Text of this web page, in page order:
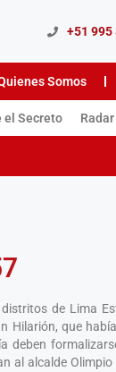
+51 995
Somos
el Secreto
de Lima
Hilarión, que
deben
al alcalde